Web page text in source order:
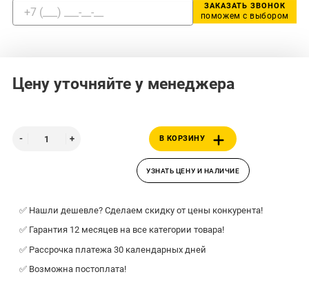
ЗАКАЗАТЬ ЗВОНОК
поможем с выбором
Цену уточняйте у менеджера
В КОРЗИНУ
УЗНАТЬ ЦЕНУ И НАЛИЧИЕ
✅ Нашли дешевле? Сделаем скидку от цены конкурента!
✅ Гарантия 12 месяцев на все категории товара!
✅ Рассрочка платежа 30 календарных дней
✅ Возможна постоплата!